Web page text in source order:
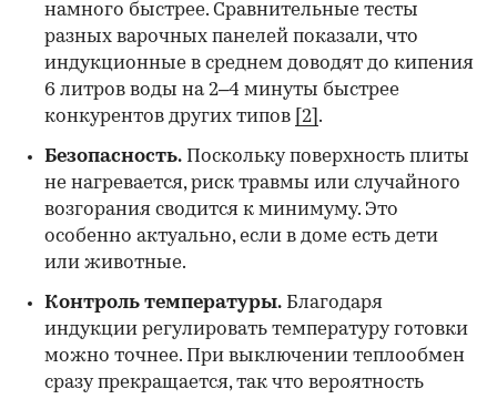
намного быстрее. Сравнительные тесты
разных варочных панелей показали, что
индукционные в среднем доводят до кипения
6 литров воды на 2–4 минуты быстрее
конкурентов других типов [2] .
Безопасность. Поскольку поверхность плиты
не нагревается, риск травмы или случайного
возгорания сводится к минимуму. Это
особенно актуально, если в доме есть дети
или животные.
Контроль температуры. Благодаря
индукции регулировать температуру готовки
можно точнее. При выключении теплообмен
сразу прекращается, так что вероятность